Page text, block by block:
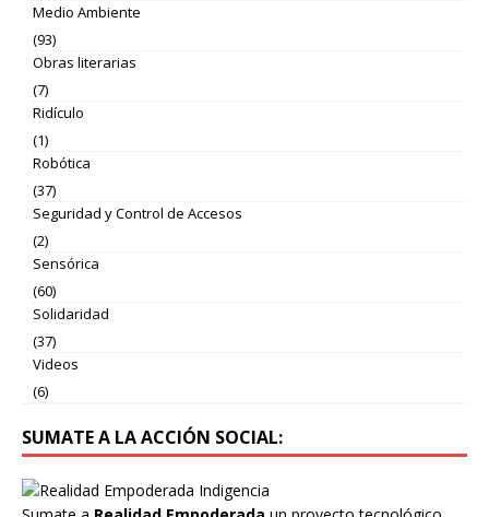
Medio Ambiente
(93)
Obras literarias
(7)
Ridículo
(1)
Robótica
(37)
Seguridad y Control de Accesos
(2)
Sensórica
(60)
Solidaridad
(37)
Videos
(6)
SUMATE A LA ACCIÓN SOCIAL: